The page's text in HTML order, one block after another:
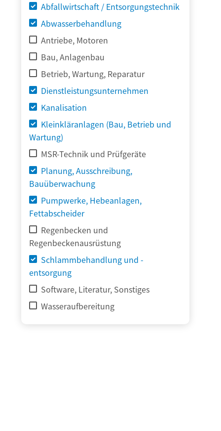
Abfallwirtschaft / Entsorgungstechnik
Abwasserbehandlung
Antriebe, Motoren
Bau, Anlagenbau
Betrieb, Wartung, Reparatur
Dienstleistungsunternehmen
Kanalisation
Kleinkläranlagen (Bau, Betrieb und
Wartung)
MSR-Technik und Prüfgeräte
Planung, Ausschreibung,
Bauüberwachung
Pumpwerke, Hebeanlagen,
Fettabscheider
Regenbecken und
Regenbeckenausrüstung
Schlammbehandlung und -
entsorgung
Software, Literatur, Sonstiges
Wasseraufbereitung